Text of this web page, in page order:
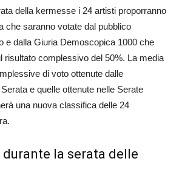
della kermesse i 24 artisti proporranno
che saranno votate dal pubblico
e dalla Giuria Demoscopica 1000 che
risultato complessivo del 50%. La media
di voto ottenute dalle
e quelle ottenute nelle Serate
una nuova classifica delle 24
la serata delle